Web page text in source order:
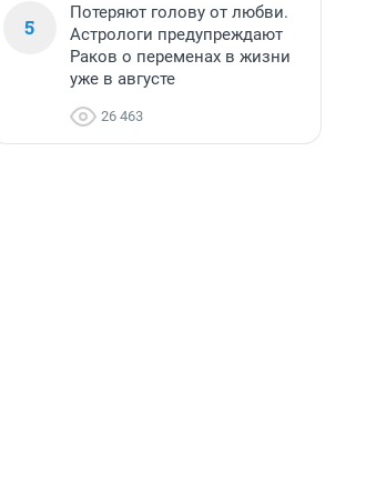
5
Потеряют голову от любви.
Астрологи предупреждают
Раков о переменах в жизни
уже в августе
26 463